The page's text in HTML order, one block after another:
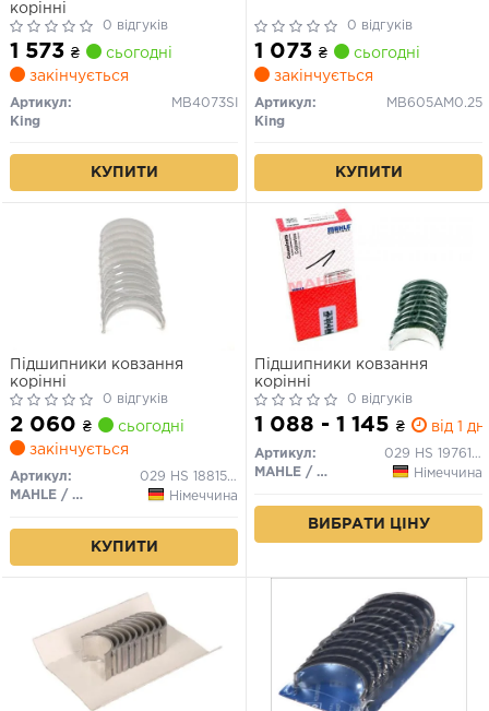
корінні
0 відгуків
1 573 ₴
сьогодні
закінчується
Артикул:
MB4073SI
King
КУПИТИ
0 відгуків
1 073 ₴
сьогодні
закінчується
Артикул:
MB605AM0.25
King
КУПИТИ
Підшипники ковзання
корінні
0 відгуків
2 060 ₴
сьогодні
закінчується
Артикул:
029 HS 18815 000
MAHLE / KNECHT
Німеччина
КУПИТИ
Підшипники ковзання
корінні
0 відгуків
1 088 - 1 145 ₴ від 1 дн.
Артикул:
029 HS 19761 000
MAHLE / KNECHT
Німеччина
ВИБРАТИ ЦІНУ